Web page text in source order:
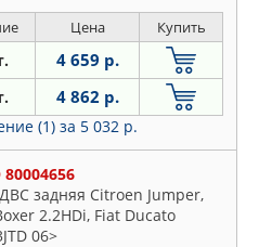
Цена Купить
4 659 р.
4 862 р.
(1) за 5 032 р.
80004656
задняя Citroen Jumper,
2.2HDi, Fiat Ducato
06>